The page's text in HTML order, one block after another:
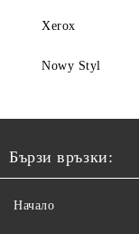
Xerox
Nowy Styl
Бързи връзки:
Начало